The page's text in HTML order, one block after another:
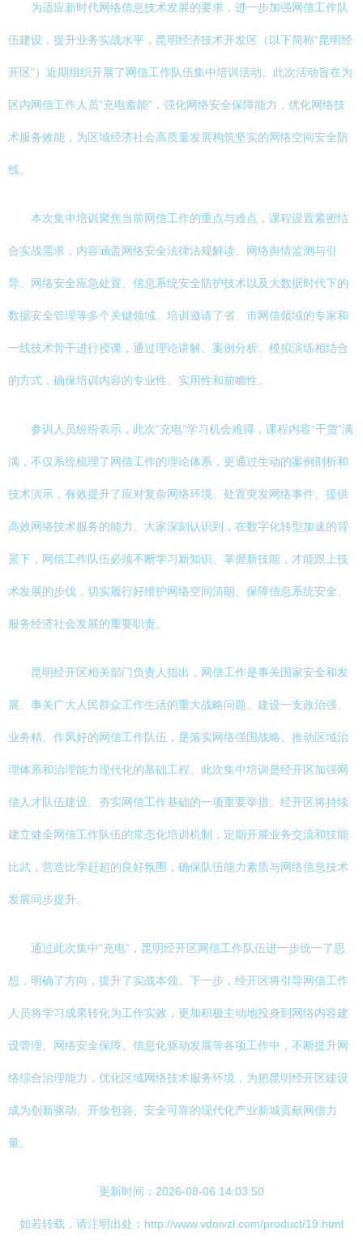
为适应新时代网络信息技术发展的要求，进一步加强网信工作队
伍建设，提升业务实战水平，昆明经济技术开发区（以下简称“昆明经
开区”）近期组织开展了网信工作队伍集中培训活动。此次活动旨在为
区内网信工作人员“充电蓄能”，强化网络安全保障能力，优化网络技
术服务效能，为区域经济社会高质量发展构筑坚实的网络空间安全防
线。
本次集中培训聚焦当前网信工作的重点与难点，课程设置紧密结
合实战需求，内容涵盖网络安全法律法规解读、网络舆情监测与引
导、网络安全应急处置、信息系统安全防护技术以及大数据时代下的
数据安全管理等多个关键领域。培训邀请了省、市网信领域的专家和
一线技术骨干进行授课，通过理论讲解、案例分析、模拟演练相结合
的方式，确保培训内容的专业性、实用性和前瞻性。
参训人员纷纷表示，此次“充电”学习机会难得，课程内容“干货”满
满，不仅系统梳理了网信工作的理论体系，更通过生动的案例剖析和
技术演示，有效提升了应对复杂网络环境、处置突发网络事件、提供
高效网络技术服务的能力。大家深刻认识到，在数字化转型加速的背
景下，网信工作队伍必须不断学习新知识、掌握新技能，才能跟上技
术发展的步伐，切实履行好维护网络空间清朗、保障信息系统安全、
服务经济社会发展的重要职责。
昆明经开区相关部门负责人指出，网信工作是事关国家安全和发
展、事关广大人民群众工作生活的重大战略问题。建设一支政治强、
业务精、作风好的网信工作队伍，是落实网络强国战略、推动区域治
理体系和治理能力现代化的基础工程。此次集中培训是经开区加强网
信人才队伍建设、夯实网信工作基础的一项重要举措。经开区将持续
建立健全网信工作队伍的常态化培训机制，定期开展业务交流和技能
比武，营造比学赶超的良好氛围，确保队伍能力素质与网络信息技术
发展同步提升。
通过此次集中“充电”，昆明经开区网信工作队伍进一步统一了思
想，明确了方向，提升了实战本领。下一步，经开区将引导网信工作
人员将学习成果转化为工作实效，更加积极主动地投身到网络内容建
设管理、网络安全保障、信息化驱动发展等各项工作中，不断提升网
络综合治理能力，优化区域网络技术服务环境，为把昆明经开区建设
成为创新驱动、开放包容、安全可靠的现代化产业新城贡献网信力
量。
更新时间：2026-08-06 14:03:50
如若转载，请注明出处：http://www.vdoivzl.com/product/19.html